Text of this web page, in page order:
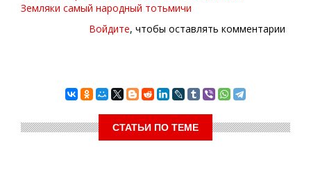
Земляки самый народный тотьмичи
Войдите, чтобы оставлять комментарии
СТАТЬИ ПО ТЕМЕ